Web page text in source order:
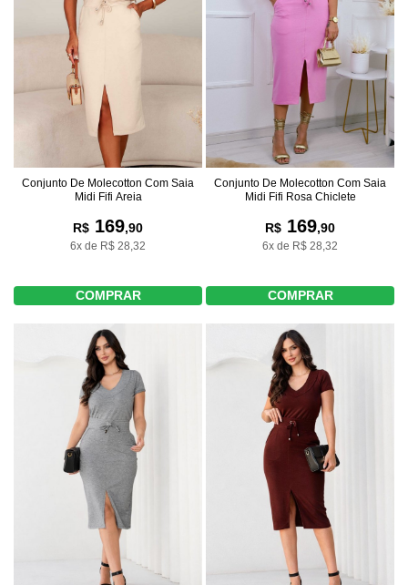
Conjunto De Molecotton Com Saia
Midi Fifi Areia
R$ 169,90
6x de R$ 28,32
COMPRAR
Conjunto De Molecotton Com Saia
Midi Fifi Rosa Chiclete
R$ 169,90
6x de R$ 28,32
COMPRAR